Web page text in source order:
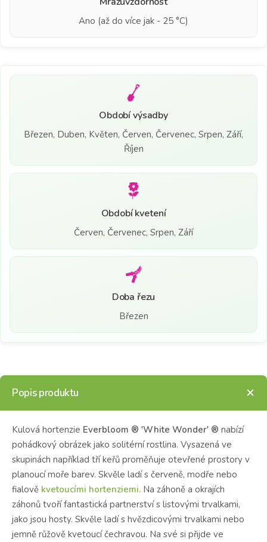
Ano (až do více jak - 25 °C)
Období výsadby
Březen, Duben, Květen, Červen, Červenec, Srpen, Září,
Říjen
Období kvetení
Červen, Červenec, Srpen, Září
Doba řezu
Březen
Popis produktu
Kulová hortenzie Everbloom ® 'White Wonder' ® nabízí
pohádkový obrázek jako solitérní rostlina. Vysazená ve
skupinách například tří keřů proměňuje otevřené prostory v
planoucí moře barev. Skvěle ladí s červeně, modře nebo
fialově kvetoucími hortenziemi. Na záhoně a okrajích
záhonů tvoří fantastická partnerství s listovými trvalkami,
jako jsou hosty. Skvěle ladí s hvězdicovými trvalkami nebo
jemně růžově kvetoucí čechravou. Na své si přijde ve